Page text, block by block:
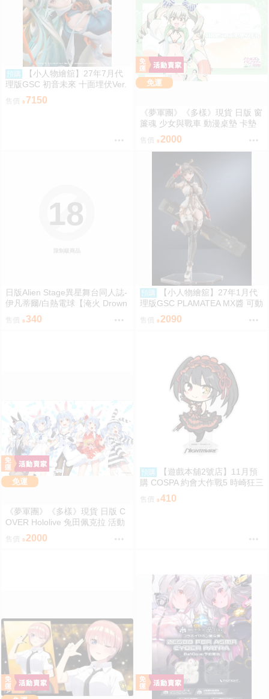
預購
【小人物繪舘】27年7月代
理版GSC 初音未來 十面埋伏Ver.
1/7 PVC完成品
7150
免運
《夢軍團》《多樣》現貨 日版 窗
簾魂 少女與戰車 動漫桌墊 卡墊
安丘比 泳裝ver.
售價 2000
限制級商品
18
日版Alien Stage異星舞台同人誌-
伊凡蒂爾/白熱電球【淹火 Drown
ed Flame】
售價 340
預購
【小人物繪舘】27年1月代
理版GSC PLAMATEA MX醬 可動
組裝模型
售價 2090
免運
《夢軍團》《多樣》現貨 日版 C
OVER Hololive 兔田佩克拉 活動
4周年紀念 動漫桌墊 卡墊 全員
售價 2000
預購
【遊戲本舖2號店】11月預
購 COSPA 約會大作戰5 時崎狂三
Q版壓克力立牌 0822
售價 410